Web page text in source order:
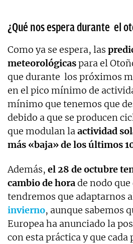
¿Qué nos espera durante el
Como ya se espera, las
meteorológicaspara el
que durante los próximos
en el pico mínimo de
mínimo que tenemos que
debido a que se producen
que modulan laactividad
más «baja» de los últimos
Además, el 28 de octubre
cambio de horade nodo que
tendremos que adaptarnos
invierno, aunque sabemos
Europea ha anunciado la
con esta práctica y que cada